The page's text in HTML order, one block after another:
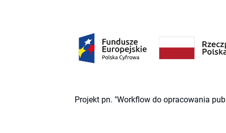
Projekt pn. "Workflow do opracowania